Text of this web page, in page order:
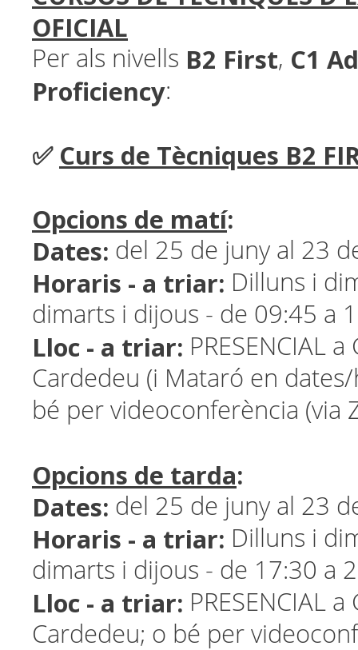
OFICIAL
Per als nivells B2 First, C1
Proficiency:
✅ Curs de Tècniques B2
Opcions de matí:
Dates: del 25 de juny al 23
Horaris - a triar: Dilluns i
dimarts i dijous - de 09:45 a
Lloc - a triar: PRESENCIAL
Cardedeu (i Mataró en
bé per videoconferència (via
Opcions de tarda:
Dates: del 25 de juny al 23
Horaris - a triar: Dilluns i
dimarts i dijous - de 17:30 a
Lloc - a triar: PRESENCIAL
Cardedeu; o bé per